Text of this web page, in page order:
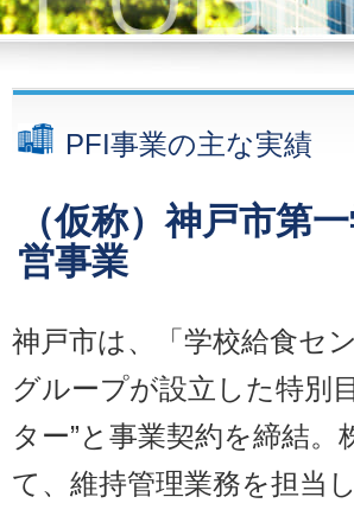
PFI事業の主な実績
（仮称）神戸市第
営事業
神戸市は、「学校給食セ
グループが設立した特別
ター”と事業契約を締結
て、維持管理業務を担当し